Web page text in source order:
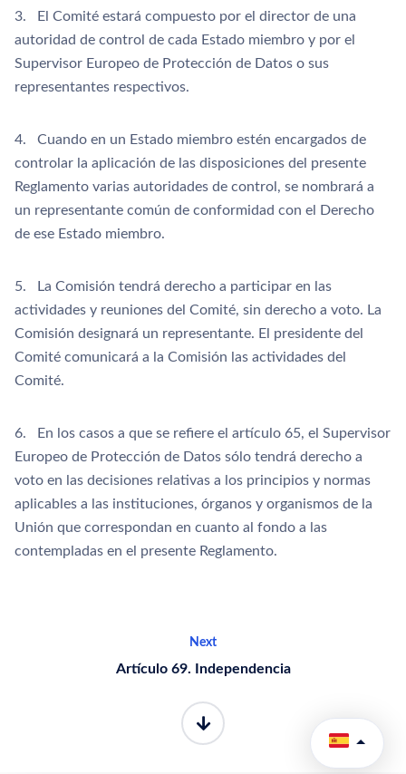
3. El Comité estará compuesto por el director de una
autoridad de control de cada Estado miembro y por el
Supervisor Europeo de Protección de Datos o sus
representantes respectivos.
4. Cuando en un Estado miembro estén encargados de
controlar la aplicación de las disposiciones del presente
Reglamento varias autoridades de control, se nombrará a
un representante común de conformidad con el Derecho
de ese Estado miembro.
5. La Comisión tendrá derecho a participar en las
actividades y reuniones del Comité, sin derecho a voto. La
Comisión designará un representante. El presidente del
Comité comunicará a la Comisión las actividades del
Comité.
6. En los casos a que se refiere el artículo 65, el Supervisor
Europeo de Protección de Datos sólo tendrá derecho a
voto en las decisiones relativas a los principios y normas
aplicables a las instituciones, órganos y organismos de la
Unión que correspondan en cuanto al fondo a las
contempladas en el presente Reglamento.
Next
Artículo 69. Independencia